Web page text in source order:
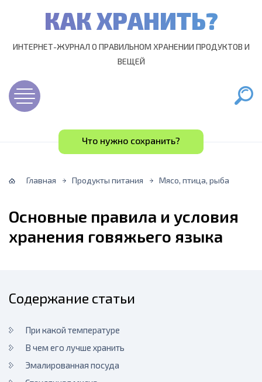
КАК ХРАНИТЬ?
ИНТЕРНЕТ-ЖУРНАЛ О ПРАВИЛЬНОМ ХРАНЕНИИ ПРОДУКТОВ И
ВЕЩЕЙ
Что нужно сохранить?
Главная Продукты питания Мясо, птица, рыба
Основные правила и условия
хранения говяжьего языка
Содержание статьи
При какой температуре
В чем его лучше хранить
Эмалированная посуда